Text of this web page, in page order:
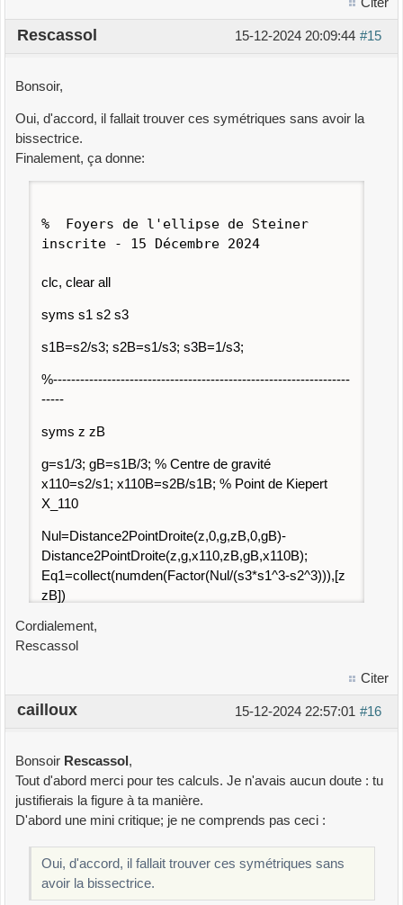
#15
15-12-2024 20:09:44
Rescassol
Bonsoir,
Oui, d'accord, il fallait trouver ces symétriques sans avoir la
bissectrice.
Finalement, ça donne:
% Foyers de l'ellipse de Steiner
inscrite - 15 Décembre 2024
clc, clear all
syms s1 s2 s3
s1B=s2/s3; s2B=s1/s3; s3B=1/s3;
%------------------------------------------------------------------
-----
syms z zB
g=s1/3; gB=s1B/3; % Centre de gravité
x110=s2/s1; x110B=s2B/s1B; % Point de Kiepert
X_110
Nul=Distance2PointDroite(z,0,g,zB,0,gB)-
Distance2PointDroite(z,g,x110,zB,gB,x110B);
Eq1=collect(numden(Factor(Nul/(s3*s1^3-s2^3))),[z
zB])
Eq1=3*(-s2^2+3*s1*s3)*z^2 - 3*s3^2*(-
s1^2+3*s2)*zB^2 - 2*s1*(-s2^2+3*s1*s3)*z +
% Eq1=0 est l'équation des deux bissectrices
% gB*z-g*zB=0 (donc zB=gB*z/g) et
dist(g,z)=dist(g,x110)
Nul=numden(Factor((g-z)*(gB-gB*z/g)-(g-x110)*(gB-
x110B)))
% 3*s2^2*z^2 - 2*s1*s2^2*z + s1^3*s3 - 3*s1*s2*s3
+ s2^3 = 0
Cordialement,
Rescassol
Citer
#16
15-12-2024 22:57:01
cailloux
Bonsoir Rescassol ,
Tout d'abord merci pour tes calculs. Je n'avais aucun doute : tu
justifierais la figure à ta manière.
D'abord une mini critique; je ne comprends pas ceci :
Oui, d'accord, il fallait trouver ces symétriques sans
avoir la bissectrice.